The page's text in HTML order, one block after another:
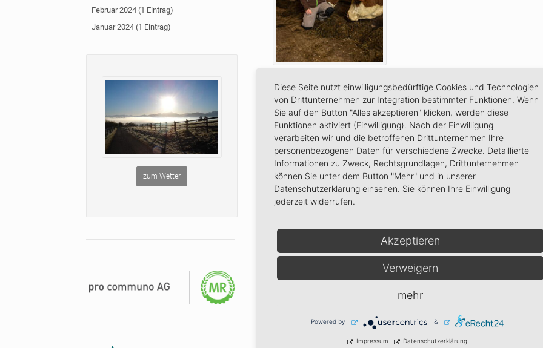
Februar 2024 (1 Eintrag)
Januar 2024 (1 Eintrag)
zum Wetter
Diese Seite nutzt einwilligungsbedürftige Cookies und Technologien
von Drittunternehmen zur Integration bestimmter Funktionen. Wenn
Sie auf den Button "Alles akzeptieren" klicken, werden diese
Funktionen aktiviert (Einwilligung). Nach der Einwilligung
verarbeiten wir und die betroffenen Drittunternehmen Ihre
personenbezogenen Daten für verschiedene Zwecke. Detaillierte
Informationen zu Zweck, Rechtsgrundlagen, Drittunternehmen
können Sie unter dem Button "Mehr" und in unserer
Datenschutzerklärung einsehen. Sie können Ihre Einwilligung
jederzeit widerrufen.
Akzeptieren
Verweigern
mehr
Powered by &
Impressum Datenschutzerklärung